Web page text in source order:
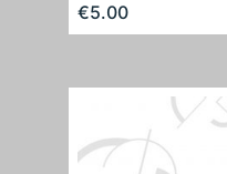
€5.00